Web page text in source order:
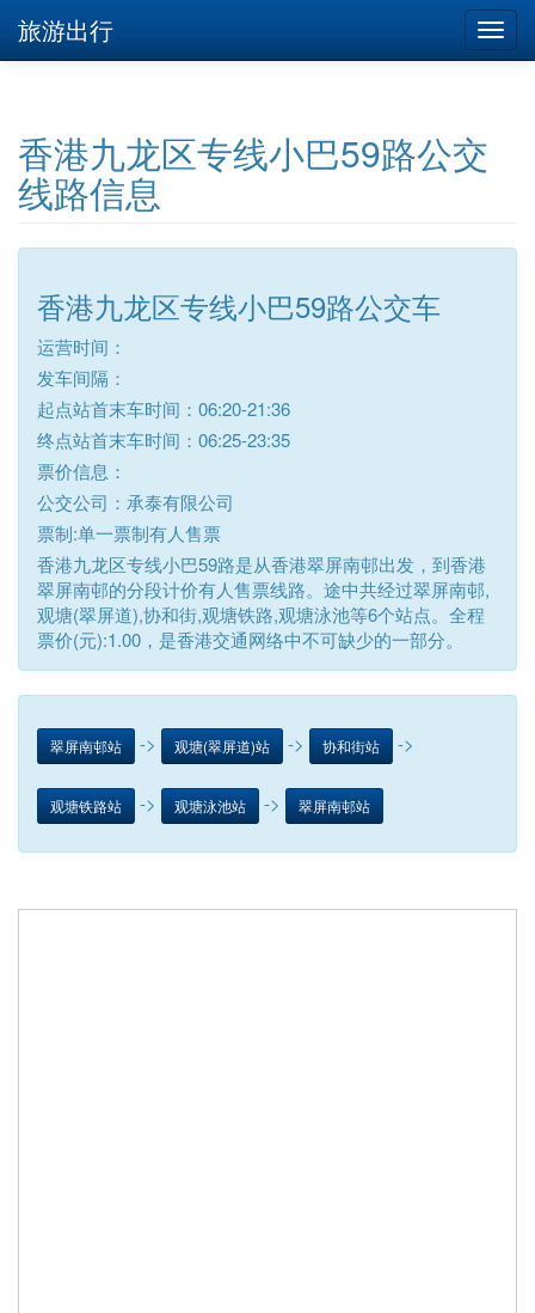
旅游出行
香港九龙区专线小巴59路公交
线路信息
香港九龙区专线小巴59路公交车
运营时间：
发车间隔：
起点站首末车时间：06:20-21:36
终点站首末车时间：06:25-23:35
票价信息：
公交公司：承泰有限公司
票制:单一票制有人售票
香港九龙区专线小巴59路是从香港翠屏南邨出发，到香港
翠屏南邨的分段计价有人售票线路。途中共经过翠屏南邨,
观塘(翠屏道),协和街,观塘铁路,观塘泳池等6个站点。全程
票价(元):1.00，是香港交通网络中不可缺少的一部分。
翠屏南邨站 -> 观塘(翠屏道)站 -> 协和街站 ->
观塘铁路站 -> 观塘泳池站 -> 翠屏南邨站